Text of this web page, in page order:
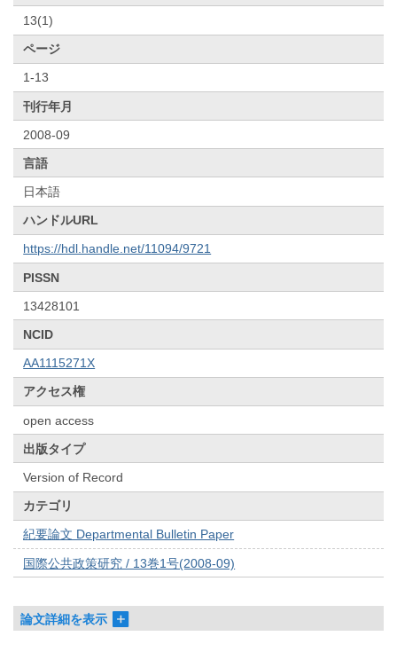
13(1)
ページ
1-13
刊行年月
2008-09
言語
日本語
ハンドルURL
https://hdl.handle.net/11094/9721
PISSN
13428101
NCID
AA1115271X
アクセス権
open access
出版タイプ
Version of Record
カテゴリ
紀要論文 Departmental Bulletin Paper
国際公共政策研究 / 13巻1号(2008-09)
論文詳細を表示